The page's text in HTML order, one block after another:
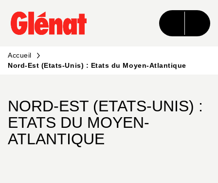
MENU RECHERCHE CONTENU
PIED DE PAGE
Accueil
Nord-Est (Etats-Unis) : Etats du Moyen-Atlantique
NORD-EST (ETATS-UNIS) :
ETATS DU MOYEN-
ATLANTIQUE